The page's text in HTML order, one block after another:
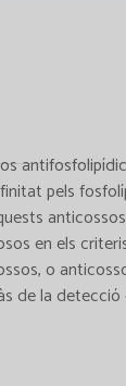
pels
en els
o
de la